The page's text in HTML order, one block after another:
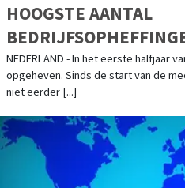
HOOGSTE AANTAL
HET EERSTE
NEDERLAND - In het eerste halfjaar
opgeheven. Sinds de start van de
niet eerder [...]